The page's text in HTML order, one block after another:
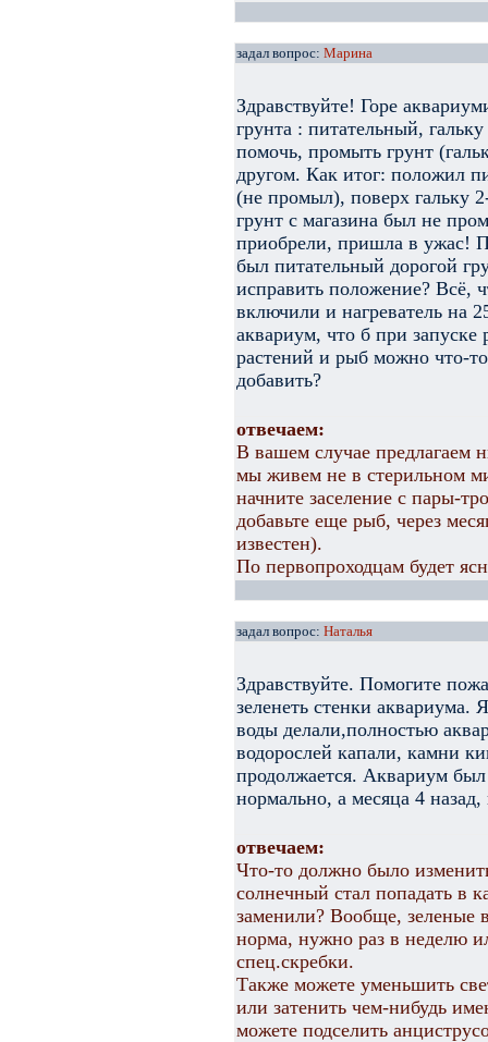
задал вопрос: Марина
Здравствуйте! Горе
грунта : питательный,
помочь, промыть грунт
другом. Как итог: положил
(не промыл), поверх гальку
грунт с магазина был не
приобрели, пришла в ужас!
был питательный дорогой
исправить положение? Всё,
включили и нагреватель на
аквариум, что б при
растений и рыб можно что-
добавить?
отвечаем:
В вашем случае предлагаем
мы живем не в стерильном
начните заселение с пары-
добавьте еще рыб, через
известен).
По первопроходцам будет
задал вопрос: Наталья
Здравствуйте. Помогите
зеленеть стенки аквариума.
воды делали,полностью
водорослей капали, камни
продолжается. Аквариум
нормально, а месяца 4 назад,
отвечаем:
Что-то должно было
солнечный стал попадать в
заменили? Вообще, зеленые
норма, нужно раз в неделю
спец.скребки.
Также можете уменьшить
или затенить чем-нибудь
можете подселить